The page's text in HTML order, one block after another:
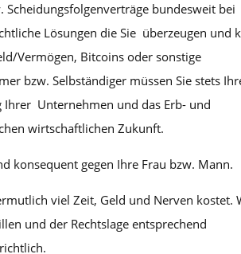
Scheidungsfolgenverträge bundesweit bei
Lösungen die Sie überzeugen und
Vermögen, Bitcoins oder sonstige
bzw. Selbständiger müssen Sie stets
Unternehmen und das Erb- und
wirtschaftlichen Zukunft.
konsequent gegen Ihre Frau bzw. Mann.
viel Zeit, Geld und Nerven kostet.
und der Rechtslage entsprechend